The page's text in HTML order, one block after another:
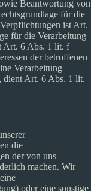
Beantwortung von
für die
ist Art.
für die Verarbeitung
Art. 6 Abs. 1 lit. f
der betroffenen
Verarbeitung
dient Art. 6 Abs. 1 lit.
die
der von uns
machen. Wir
oder eine sonstige